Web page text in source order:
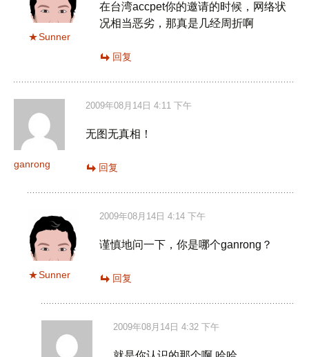
Sunner
在台湾accpet你的邀请的时候，网络状
况相当恶劣，那真是几经周折啊
回复
ganrong
2009年08月14日 4:11 下午
无图无真相！
回复
Sunner
2009年08月14日 4:14 下午
谨慎地问一下，你是哪个ganrong？
回复
2009年08月14日 4:32 下午